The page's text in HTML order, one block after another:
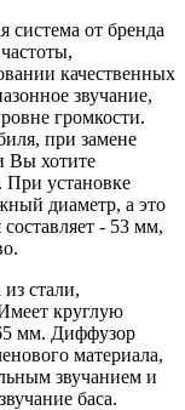
система от бренда
качественных
звучание,
громкости.
при замене
Вы хотите
При установке
диаметр, а это
- 53 мм,
стали,
круглую
мм. Диффузор
материала,
звучанием и
баса.